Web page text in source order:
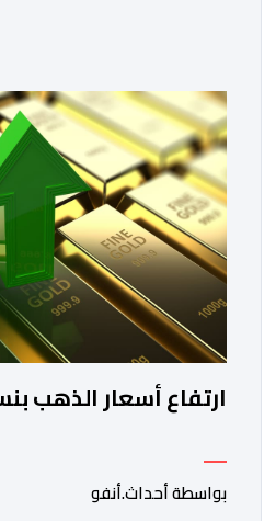
تهدف هذه المبادرة إلى تمكين
على فرص الاستثمار المتاحة
والاستفادة من مواكبة عن
ارتفاع أسعار الذهب بنسبة 1 في
بواسطة أحداث.أنفو